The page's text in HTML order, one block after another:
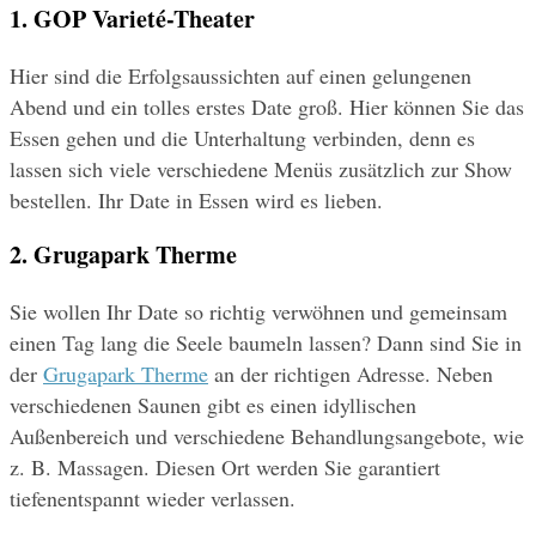
1. GOP Varieté-Theater
Hier sind die Erfolgsaussichten auf einen gelungenen
Abend und ein tolles erstes Date groß. Hier können Sie das
Essen gehen und die Unterhaltung verbinden, denn es
lassen sich viele verschiedene Menüs zusätzlich zur Show
bestellen. Ihr Date in Essen wird es lieben.
2. Grugapark Therme
Sie wollen Ihr Date so richtig verwöhnen und gemeinsam
einen Tag lang die Seele baumeln lassen? Dann sind Sie in
der Grugapark Therme an der richtigen Adresse. Neben
verschiedenen Saunen gibt es einen idyllischen
Außenbereich und verschiedene Behandlungsangebote, wie
z. B. Massagen. Diesen Ort werden Sie garantiert
tiefenentspannt wieder verlassen.